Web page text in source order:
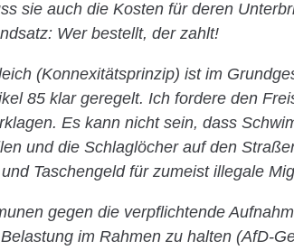
sie auch die Kosten für deren
Wer bestellt, der zahlt!
(Konnexitätsprinzip) ist im
85 klar geregelt. Ich fordere den
Es kann nicht sein, dass
und die Schlaglöcher auf den
Taschengeld für zumeist illegale
gegen die verpflichtende
im Rahmen zu halten (AfD-